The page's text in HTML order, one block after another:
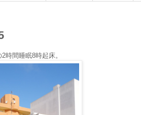
時間睡眠8時起床。